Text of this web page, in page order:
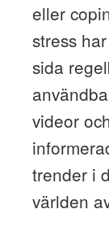
eller
stress
sida
videor
trender i
världen